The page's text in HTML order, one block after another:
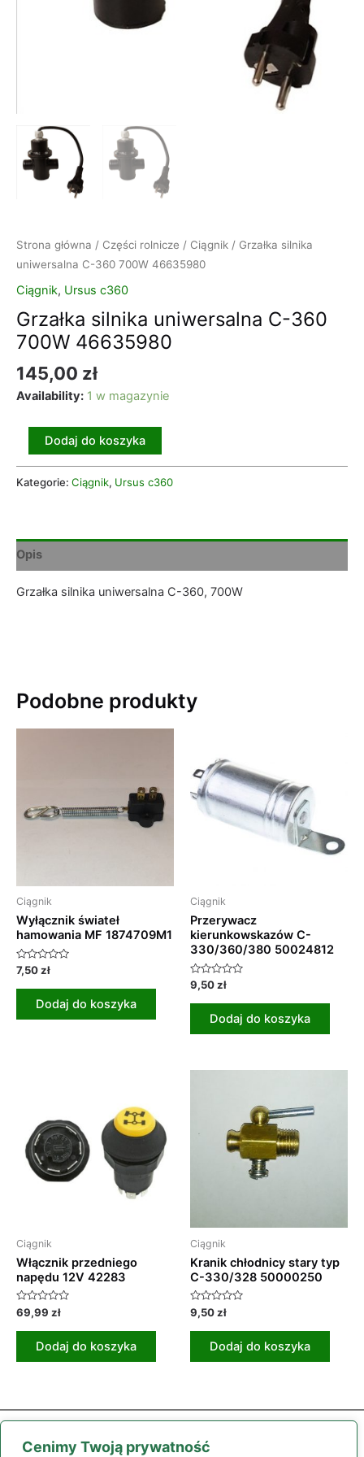
Cenimy Twoją prywatność
Strona główna / Części rolnicze / Ciągnik / Grzałka silnika
uniwersalna C-360 700W 46635980
Ciągnik, Ursus c360
Grzałka silnika uniwersalna C-360
700W 46635980
145,00 zł
Availability: 1 w magazynie
Dodaj do koszyka
Kategorie: Ciągnik, Ursus c360
Opis
Grzałka silnika uniwersalna C-360, 700W
Podobne produkty
Ciągnik
Wyłącznik świateł
hamowania MF 1874709M1
Oceniono
na
7,50zł
Dodaj do koszyka
Ciągnik
Przerywacz
kierunkowskazów C-
330/360/380 50024812
Oceniono
na
9,50zł
Dodaj do koszyka
Ciągnik
Włącznik przedniego
napędu 12V 42283
Oceniono
0
na
69,99 zł
Dodaj do koszyka
Ciągnik
Kranik chłodnicy stary typ
C-330/328 50000250
Oceniono
0
na
9,50zł
Dodaj do koszyka